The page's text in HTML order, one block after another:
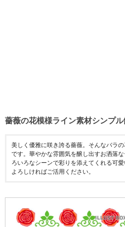
薔薇の花模様ライン素材シンプ
美しく優雅に咲き誇る薔薇。そんなバラ
です。華やかな雰囲気を醸し出すお洒落
ろいろなシーンで彩りを添えてくれる可
よろしければご活用ください。